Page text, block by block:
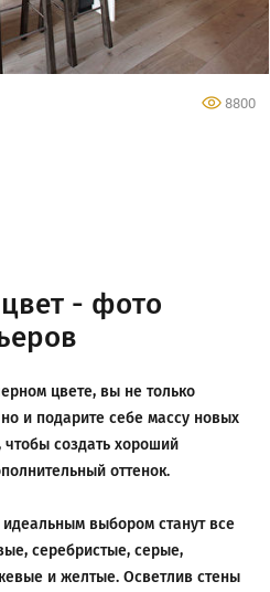
8800
- фото
цвете, вы не только
и подарите себе массу новых
создать хороший
оттенок.
выбором станут все
серебристые, серые,
и желтые. Осветлив стены